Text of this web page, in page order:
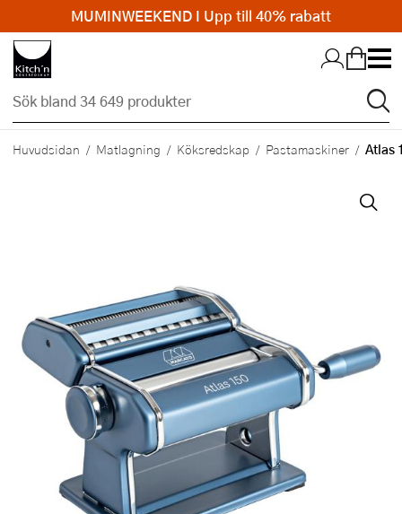
Hopp till huvudinnehållet
Huvudsidan Matlagning Köksredskap Pastamaskiner Atlas
MUMINWEEKEND I Upp till 40% rabatt